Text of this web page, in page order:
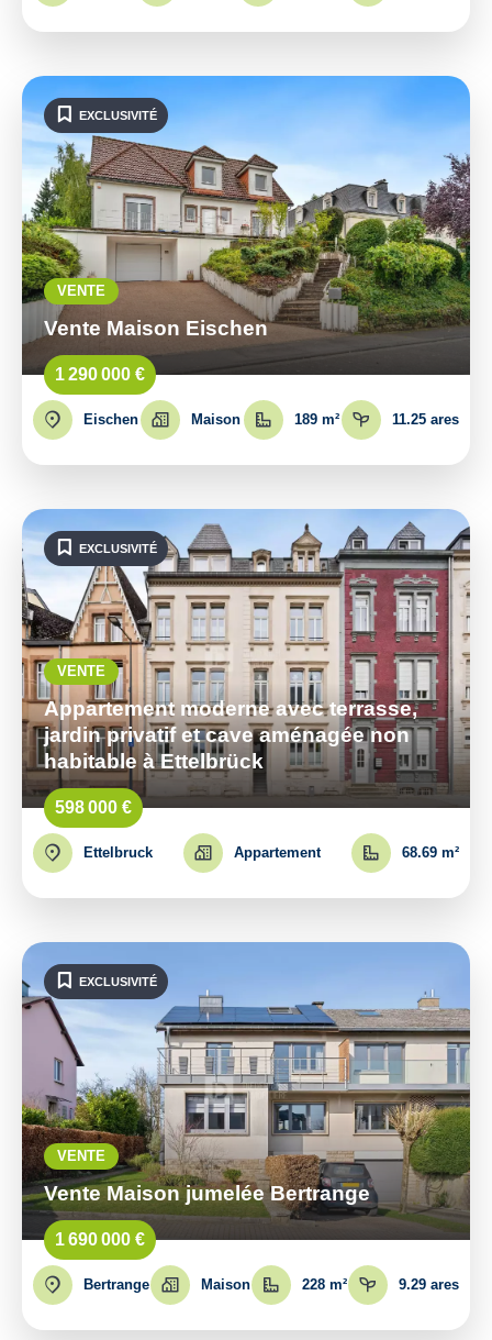
VENTE
Vente Maison Eischen
1 290 000 €
Eischen Maison 189 m² 11.25 ares
EXCLUSIVITÉ
VENTE
Appartement moderne avec terrasse,
jardin privatif et cave aménagée non
habitable à Ettelbrück
598 000 €
Ettelbruck Appartement 68.69 m²
EXCLUSIVITÉ
VENTE
Vente Maison jumelée Bertrange
1 690 000 €
Bertrange Maison 228 m² 9.29 ares
EXCLUSIVITÉ